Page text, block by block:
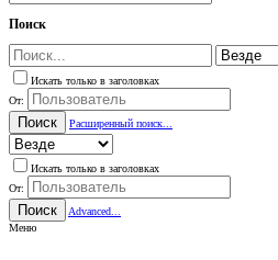
Поиск
Искать только в заголовках
От:
Поиск Расширенный поиск...
Искать только в заголовках
От:
Поиск
Advanced...
Меню